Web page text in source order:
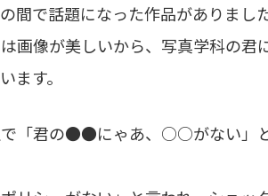
間で話題になった作品がありまし
画像が美しいから、写真学科の君
ます。
で「君の●●にゃあ、○○がない」